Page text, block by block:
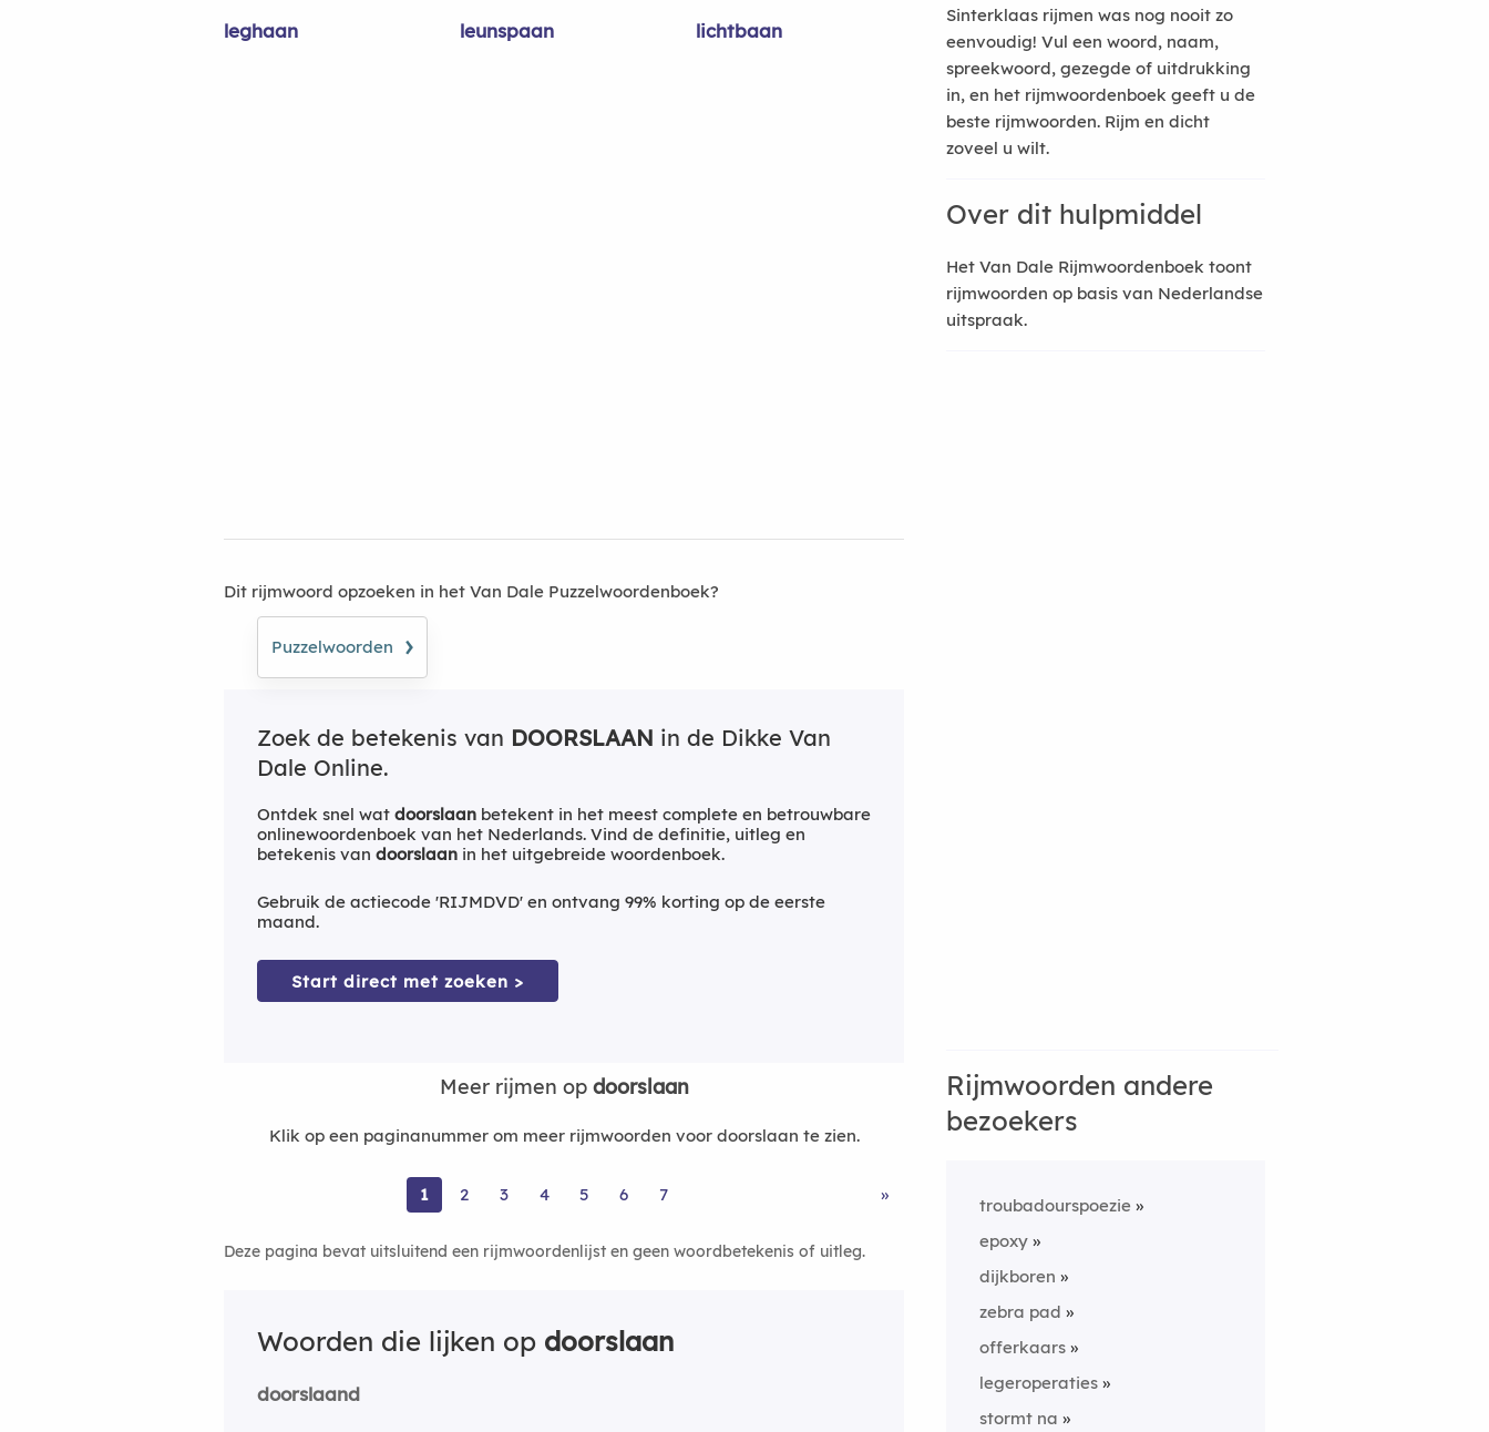
leghaan
leunspaan lichtbaan
Dit rijmwoord opzoeken in het Van Dale Puzzelwoordenboek?
Puzzelwoorden ›
Zoek de betekenis van DOORSLAAN in de Dikke Van
Dale Online.
Ontdek snel wat doorslaan betekent in het meest complete en betrouwbare
onlinewoordenboek van het Nederlands. Vind de definitie, uitleg en
betekenis van doorslaan in het uitgebreide woordenboek.
Gebruik de actiecode 'RIJMDVD' en ontvang 99% korting op de eerste
maand.
Start direct met zoeken >
Meer rijmen op doorslaan
Klik op een paginanummer om meer rijmwoorden voor doorslaan te zien.
1 2 3 4 5 6 7 »
Deze pagina bevat uitsluitend een rijmwoordenlijst en geen woordbetekenis of uitleg.
Woorden die lijken op doorslaan
doorslaand
Sinterklaas rijmen was nog nooit zo
eenvoudig! Vul een woord, naam,
spreekwoord, gezegde of uitdrukking
in, en het rijmwoordenboek geeft u de
beste rijmwoorden. Rijm en dicht
zoveel u wilt.
Over dit hulpmiddel
Het Van Dale Rijmwoordenboek toont
rijmwoorden op basis van Nederlandse
uitspraak.
Rijmwoorden andere
bezoekers
troubadourspoezie
epoxy
dijkboren
zebra pad
offerkaars
legeroperaties
stormt na